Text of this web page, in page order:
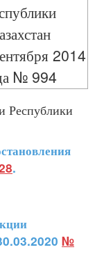
2014
№ 994
Республики
.
№